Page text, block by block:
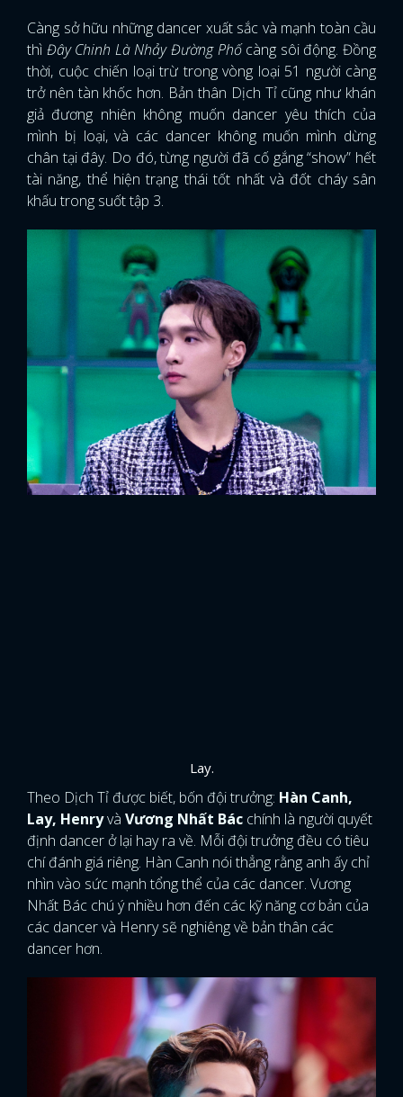
Càng sở hữu những dancer xuất sắc và mạnh toàn cầu
thì Đây Chinh Là Nhảy Đường Phốcàng sôi động. Đồng
thời, cuộc chiến loại trừ trong vòng loại 51 người càng
trở nên tàn khốc hơn. Bản thân Dịch Tỉ cũng như khán
giả đương nhiên không muốn dancer yêu thích của
mình bị loại, và các dancer không muốn mình dừng
chân tại đây. Do đó, từng người đã cố gắng “show” hết
tài năng, thể hiện trạng thái tốt nhất và đốt cháy sân
khấu trong suốt tập 3.
Lay.
Theo Dịch Tỉ được biết, bốn đội trưởng: Hàn Canh,
Lay, Henryvà Vương Nhất Bác chính là người quyết
định dancer ở lại hay ra về. Mỗi đội trưởng đều có tiêu
chí đánh giá riêng. Hàn Canh nói thẳng rằng anh ấy chỉ
nhìn vào sức mạnh tổng thể của các dancer. Vương
Nhất Bác chú ý nhiều hơn đến các kỹ năng cơ bản của
các dancer và Henry sẽ nghiêng về bản thân các
dancer hơn.